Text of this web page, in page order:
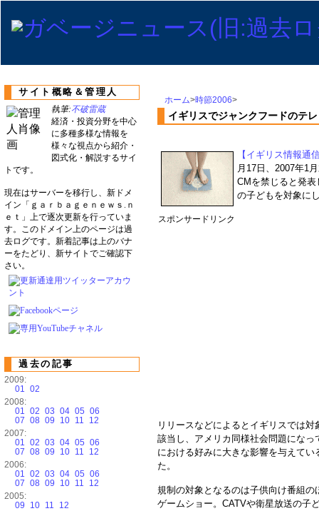
ホーム>時節2006>
イギリスでジャンクフードのテ
【イギリス情報通
月17日、2007年1
CMを禁じると発表
の子どもを対象に
スポンサードリンク
リリースなどによるとイギリスでは
該当し、アメリカ同様社会問題にな
における好みに大きな影響を与えて
た。
規制の対象となるのは子供向け番組
ゲームショー。CATVや衛星放送の子
サイト概略＆管理人
執筆:不破雷蔵
経済・投資分野を中心
に多種多様な情報を
様々な視点から紹介・
図式化・解説するサイ
トです。
現在はサーバーを移行し、新ドメ
イン「ｇａｒｂａｇｅｎｅｗｓ.ｎ
ｅｔ」上で逐次更新を行っていま
す。このドメイン上のページは過
去ログです。新着記事は上のバナ
ーをたどり、新サイトでご確認下
さい。
過去の記事
2009:
01 02
2008:
01 02 03 04 05 06
07 08 09 10 11
12
2007:
01 02 03 04 05 06
07 08 09 10 11
12
2006:
01 02 03 04 05 06
07 08 09 10 11
12
2005:
09
10 11 12